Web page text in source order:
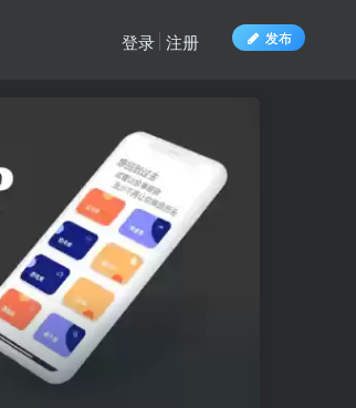
发布
登录 注册